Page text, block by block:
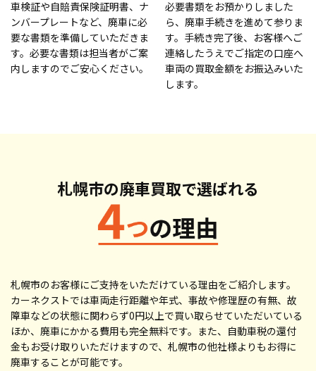
車検証や自賠責保険証明書、ナ
ンバープレートなど、廃車に必
要な書類を準備していただきま
す。必要な書類は担当者がご案
内しますのでご安心ください。
必要書類をお預かりしました
ら、廃車手続きを進めて参りま
す。手続き完了後、お客様へご
連絡したうえでご指定の口座へ
車両の買取金額をお振込みいた
します。
札幌市の廃車買取で選ばれる
札幌市のお客様にご支持をいただけている理由をご紹介します。
カーネクストでは車両走行距離や年式、事故や修理歴の有無、故
障車などの状態に関わらず0円以上で買い取らせていただいている
ほか、廃車にかかる費用も完全無料です。また、自動車税の還付
金もお受け取りいただけますので、札幌市の他社様よりもお得に
廃車することが可能です。